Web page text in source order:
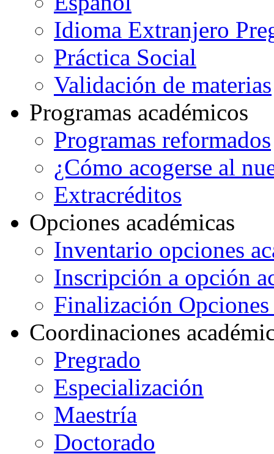
Idioma Extranjero
Práctica Social
Validación de materias
Programas académicos
Programas reformados
¿Cómo acogerse al
Extracréditos
Opciones académicas
Inventario opciones
Inscripción a opción
Finalización Opciones
Coordinaciones
Pregrado
Especialización
Maestría
Doctorado